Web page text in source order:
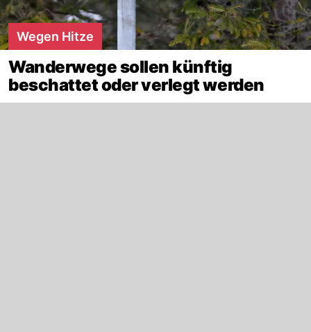
Wegen Hitze
Wanderwege sollen künftig
beschattet oder verlegt werden